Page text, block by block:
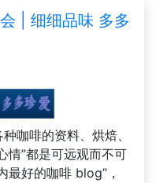
| 细细品味 多多
咖啡的资料、烘焙、
情”都是可远观而不可
最好的咖啡 blog”，